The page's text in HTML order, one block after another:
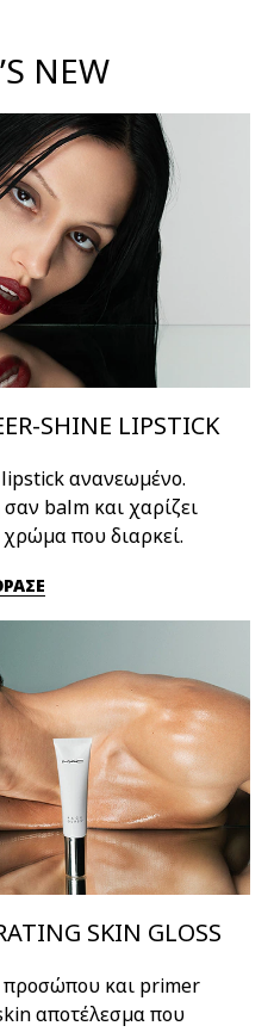
NEW
SHINE LIPSTICK
ανανεωμένο.
balm και χαρίζει
που διαρκεί.
SKIN GLOSS
και primer
αποτέλεσμα που